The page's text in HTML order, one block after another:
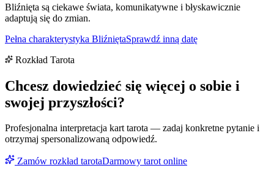
Bliźnięta są ciekawe świata, komunikatywne i błyskawicznie
adaptują się do zmian.
Pełna charakterystyka BliźniętaSprawdź inną datę
Rozkład Tarota
Chcesz dowiedzieć się więcej o sobie i
swojej przyszłości?
Profesjonalna interpretacja kart tarota — zadaj konkretne pytanie i
otrzymaj spersonalizowaną odpowiedź.
Zamów rozkład tarotaDarmowy tarot online